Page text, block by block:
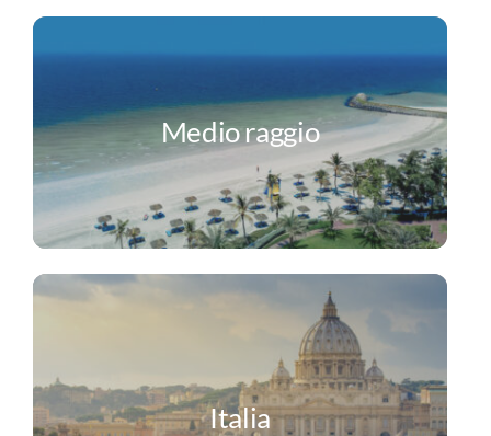
Medio raggio
Italia